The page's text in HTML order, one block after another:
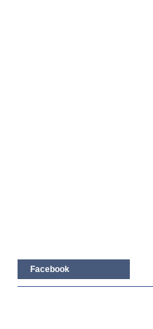
Facebook